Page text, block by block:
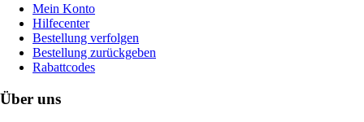
Mein Konto
Hilfecenter
Bestellung verfolgen
Bestellung zurückgeben
Rabattcodes
Über uns